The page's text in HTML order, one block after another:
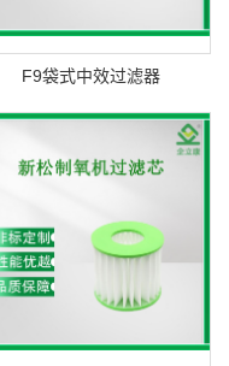
F9袋式中效过滤器